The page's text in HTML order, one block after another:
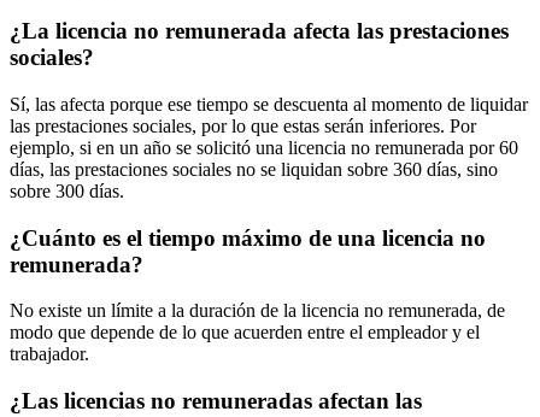
¿La licencia no remunerada afecta las prestaciones
sociales?
Sí, las afecta porque ese tiempo se descuenta al momento de liquidar
las prestaciones sociales, por lo que estas serán inferiores. Por
ejemplo, si en un año se solicitó una licencia no remunerada por 60
días, las prestaciones sociales no se liquidan sobre 360 días, sino
sobre 300 días.
¿Cuánto es el tiempo máximo de una licencia no
remunerada?
No existe un límite a la duración de la licencia no remunerada, de
modo que depende de lo que acuerden entre el empleador y el
trabajador.
¿Las licencias no remuneradas afectan las